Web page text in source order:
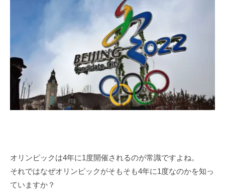
オリンピックは4年に1度開催されるのが常識ですよね。
それではなぜオリンピックがそもそも4年に1度なのかを知っ
ていますか？